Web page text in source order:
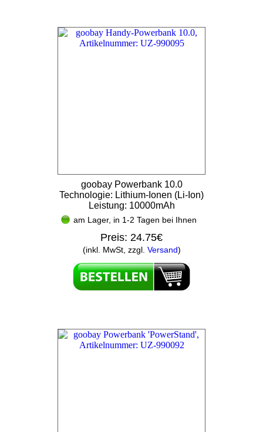
goobay Powerbank 10.0
Technologie: Lithium-Ionen (Li-Ion)
Leistung: 10000mAh
am Lager, in 1-2 Tagen bei Ihnen
Preis: 24.75€
(inkl. MwSt, zzgl. Versand)